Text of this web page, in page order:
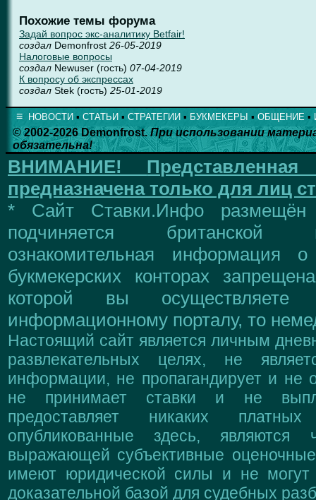
Похожие темы форума
Задай вопрос экс-аналитику Betfair!
создал Demonfrost 26-05-2019
Налоговые вопросы
создал Newuser (гость) 07-04-2019
К вопросу об экспрессах
создал Stek (гость) 25-01-2019
≡ НОВОСТИ ▪ СТАТЬИ ▪ СТРАТЕГИИ ▪ БУКМЕКЕРЫ ▪ ОБЩЕНИЕ ▪
© 2002-2026 Demonfrost.При использовании
обязательна!
ВНИМАНИЕ!
предназначена только для лиц
* Сайт Ставки.Инфо размещён
подчиняется британской
ознакомительная информация
букмекерских конторах
которой вы
информационному порталу, то
Настоящий сайт является личным
развлекательных целях, не
информации, не пропагандирует и не
не принимает ставки и не
предоставляет никаких
опубликованные здесь, являются
выражающей субъективные
имеют юридической силы и не могут
доказательной базой для судебных